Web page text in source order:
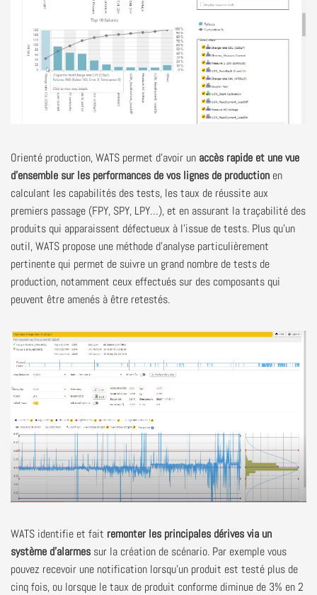
Orienté production, WATS permet d'avoir un accès rapide et une vue
d'ensemble sur les performances de vos lignes de production en
calculant les capabilités des tests, les taux de réussite aux
premiers passage (FPY, SPY, LPY…), et en assurant la traçabilité des
produits qui apparaissent défectueux à l'issue de tests. Plus qu’un
outil, WATS propose une méthode d’analyse particulièrement
pertinente qui permet de suivre un grand nombre de tests de
production, notamment ceux effectués sur des composants qui
peuvent être amenés à être retestés.
WATS identifie et fait remonter les principales dérives via un
système d'alarmes sur la création de scénario. Par exemple vous
pouvez recevoir une notification lorsqu’un produit est testé plus de
cinq fois, ou lorsque le taux de produit conforme diminue de 3% en 2